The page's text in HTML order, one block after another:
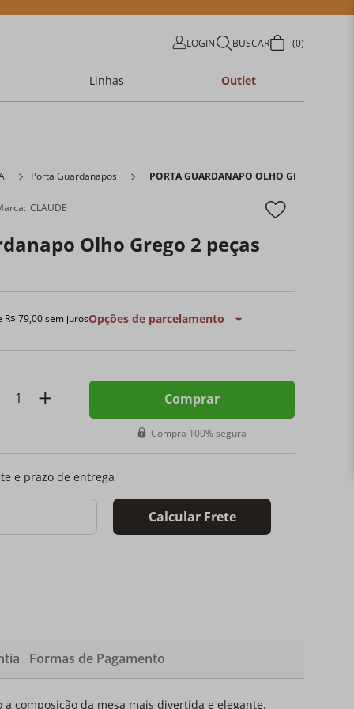
LOGIN BUSCAR 0
Linhas Outlet
Porta Guardanapos PORTA GUARDANAPO OLHO GREGO 2
CLAUDE
Olho Grego 2 peças
R$ 79,00sem jurosOpções de parcelamento
Comprar
Compra 100% segura
e prazo de entrega
Calcular Frete
Formas de Pagamento
composição da mesa mais divertida e elegante.